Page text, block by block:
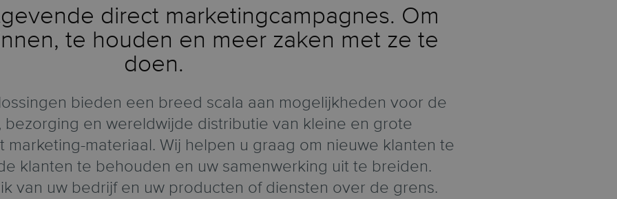
direct marketingcampagnes. Om
te houden en meer zaken met ze te
doen.
bieden een breed scala aan mogelijkheden voor de
en wereldwijde distributie van kleine en grote
materiaal. Wij helpen u graag om nieuwe klanten te
klanten te behouden en uw samenwerking uit te breiden.
van uw bedrijf en uw producten of diensten over de grens.